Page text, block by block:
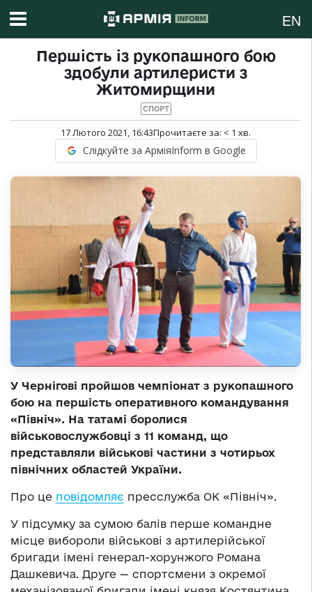
EN
Першість із рукопашного бою
здобули артилеристи з
Житомирщини
СПОРТ
17 Лютого 2021, 16:43Прочитаєте за: < 1 хв.
Слідкуйте за АрміяInform в Google
У Чернігові пройшов чемпіонат з рукопашного
бою на першість оперативного командування
«Північ». На татамі боролися
військовослужбовці з 11 команд, що
представляли військові частини з чотирьох
північних областей України.
Про це повідомляє пресслужба ОК «Північ».
У підсумку за сумою балів перше командне
місце вибороли військові з артилерійської
бригади імені генерал-хорунжого Романа
Дашкевича. Друге — спортсмени з окремої